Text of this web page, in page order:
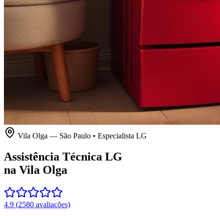
Vila Olga — São Paulo • Especialista LG
Assistência Técnica LG
na Vila Olga
4.9 (2580 avaliações)